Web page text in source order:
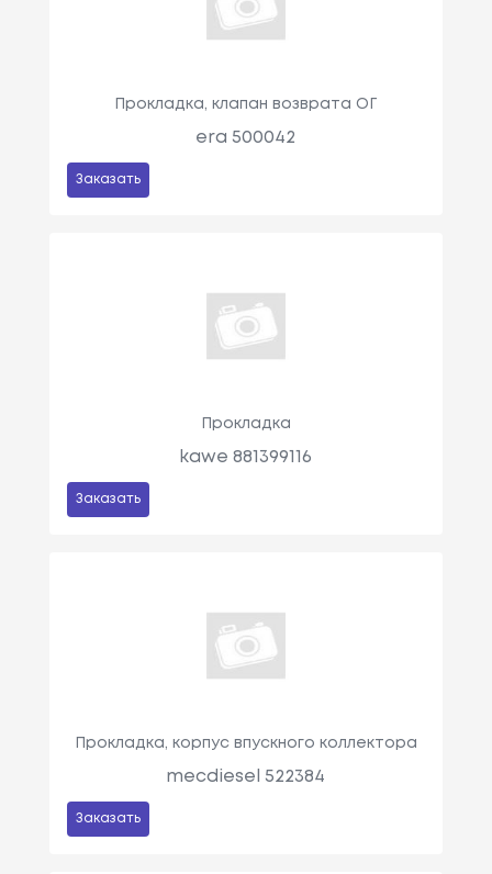
Прокладка, клапан возврата ОГ
era 500042
Заказать
Прокладка
kawe 881399116
Заказать
Прокладка, корпус впускного коллектора
mecdiesel 522384
Заказать